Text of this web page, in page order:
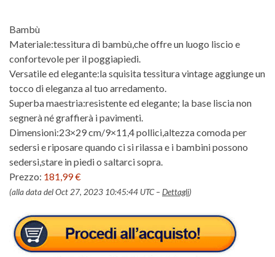
Bambù
Materiale:tessitura di bambù,che offre un luogo liscio e
confortevole per il poggiapiedi.
Versatile ed elegante:la squisita tessitura vintage aggiunge un
tocco di eleganza al tuo arredamento.
Superba maestria:resistente ed elegante; la base liscia non
segnerà né graffierà i pavimenti.
Dimensioni:23×29 cm/9×11,4 pollici,altezza comoda per
sedersi e riposare quando ci si rilassa e i bambini possono
sedersi,stare in piedi o saltarci sopra.
Prezzo: 181,99 €
(alla data del Oct 27, 2023 10:45:44 UTC – Dettagli)